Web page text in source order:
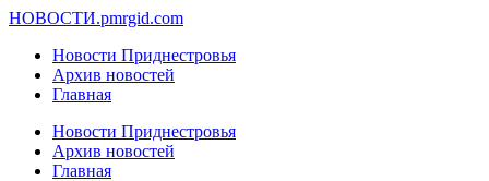
НОВОСТИ.pmrgid.com
Новости Приднестровья
Архив новостей
Главная
Новости Приднестровья
Архив новостей
Главная